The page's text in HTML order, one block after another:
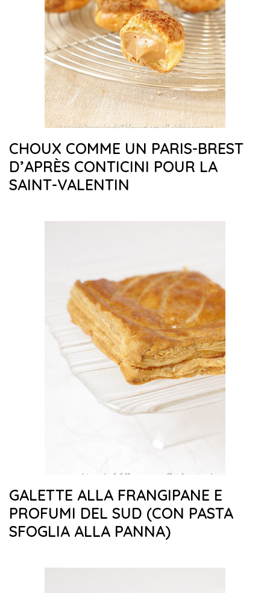
CHOUX COMME UN PARIS-BREST
D’APRÈS CONTICINI POUR LA
SAINT-VALENTIN
GALETTE ALLA FRANGIPANE E
PROFUMI DEL SUD (CON PASTA
SFOGLIA ALLA PANNA)